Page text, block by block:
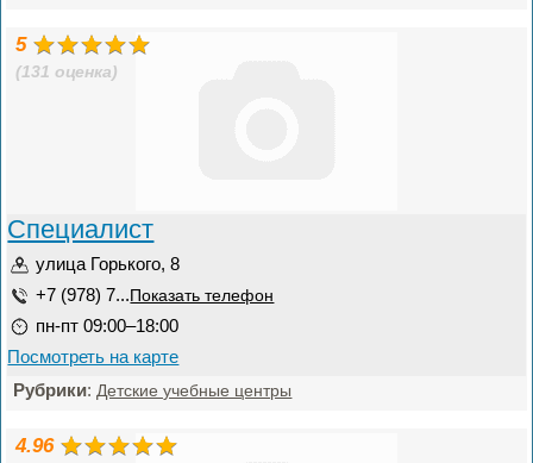
5
(131 оценка)
Специалист
улица Горького, 8
+7 (978) 7... Показать телефон
пн-пт 09:00–18:00
Посмотреть на карте
Рубрики: Детские учебные центры
4.96